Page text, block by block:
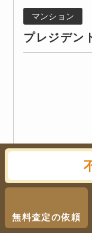
マンション
プレジデン
無料査定の依頼